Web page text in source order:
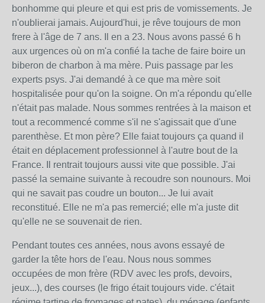
bonhomme qui pleure et qui est pris de vomissements. Je
n'oublierai jamais. Aujourd'hui, je rêve toujours de mon
frere à l'âge de 7 ans. Il en a 23. Nous avons passé 6 h
aux urgences où on m'a confié la tache de faire boire un
biberon de charbon à ma mère. Puis passage par les
experts psys. J'ai demandé à ce que ma mère soit
hospitalisée pour qu'on la soigne. On m'a répondu qu'elle
n'était pas malade. Nous sommes rentrées à la maison et
tout a recommencé comme s'il ne s'agissait que d'une
parenthèse. Et mon père? Elle faiat toujours ça quand il
était en déplacement professionnel à l'autre bout de la
France. Il rentrait toujours aussi vite que possible. J'ai
passé la semaine suivante à recoudre son nounours. Moi
qui ne savait pas coudre un bouton... Je lui avait
reconstitué. Elle ne m'a pas remercié; elle m'a juste dit
qu'elle ne se souvenait de rien.
Pendant toutes ces années, nous avons essayé de
garder la tête hors de l'eau. Nous nous sommes
occupées de mon frère (RDV avec les profs, devoirs,
jeux...), des courses (le frigo était toujours vide. c'était